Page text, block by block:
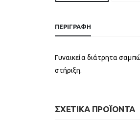
ΠΕΡΙΓΡΑΦΉ
Γυναικεία διάτρητα
στήριξη.
ΣΧΕΤΙΚΆ ΠΡΟΪΌΝΤΑ